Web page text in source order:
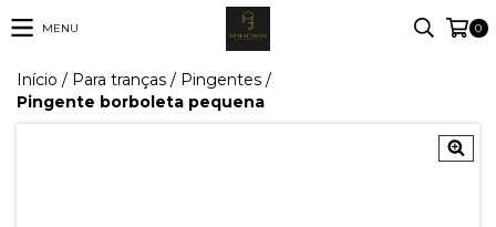
MENU 0
Início / Para tranças / Pingentes /
Pingente borboleta pequena